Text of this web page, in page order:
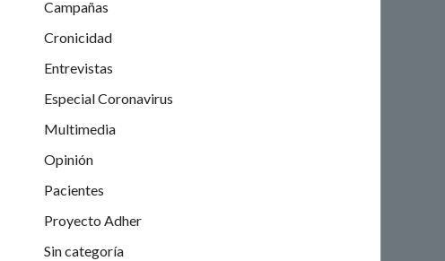
Campañas
Cronicidad
Entrevistas
Especial Coronavirus
Multimedia
Opinión
Pacientes
Proyecto Adher
Sin categoría